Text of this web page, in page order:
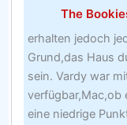
The
erhalten jedoch
Grund,das Haus
sein. Vardy war
verfügbar,Mac,ob
eine niedrige